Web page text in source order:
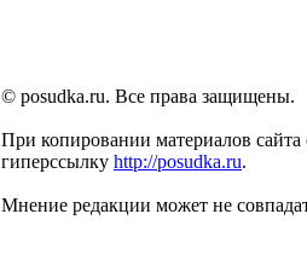
© posudka.ru. Все права защищены.
При копировании материалов сайта
гиперссылку http://posudka.ru.
Мнение редакции может не